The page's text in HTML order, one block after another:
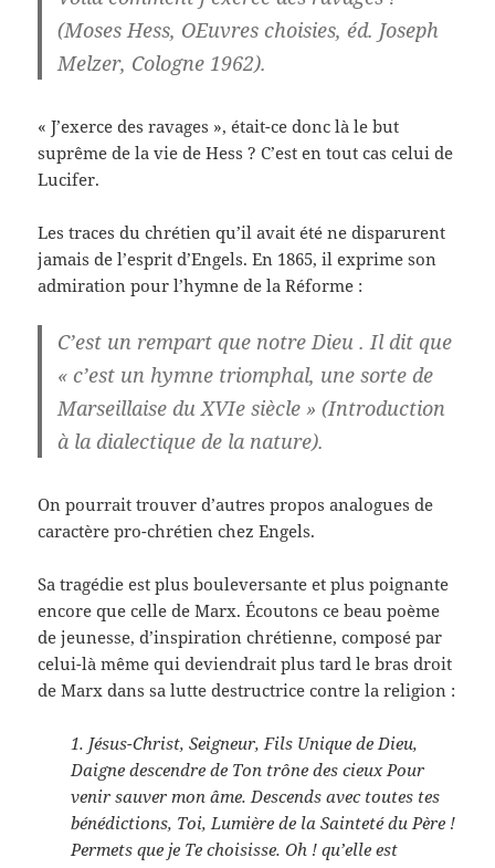
(Moses Hess, OEuvres choisies, éd. Joseph
Melzer, Cologne 1962).
« J’exerce des ravages », était-ce donc là le but
suprême de la vie de Hess ? C’est en tout cas celui de
Lucifer.
Les traces du chrétien qu’il avait été ne disparurent
jamais de l’esprit d’Engels. En 1865, il exprime son
admiration pour l’hymne de la Réforme :
C’est un rempart que notre Dieu . Il dit que
« c’est un hymne triomphal, une sorte de
Marseillaise du XVIe siècle » (Introduction
à la dialectique de la nature).
On pourrait trouver d’autres propos analogues de
caractère pro-chrétien chez Engels.
Sa tragédie est plus bouleversante et plus poignante
encore que celle de Marx. Écoutons ce beau poème
de jeunesse, d’inspiration chrétienne, composé par
celui-là même qui deviendrait plus tard le bras droit
de Marx dans sa lutte destructrice contre la religion :
1. Jésus-Christ, Seigneur, Fils Unique de Dieu,
Daigne descendre de Ton trône des cieux Pour
venir sauver mon âme. Descends avec toutes tes
bénédictions, Toi, Lumière de la Sainteté du Père !
Permets que je Te choisisse. Oh ! qu’elle est